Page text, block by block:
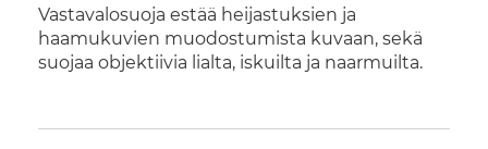
Vastavalosuoja estää heijastuksien ja
haamukuvien muodostumista kuvaan, sekä
suojaa objektiivia lialta, iskuilta ja naarmuilta.